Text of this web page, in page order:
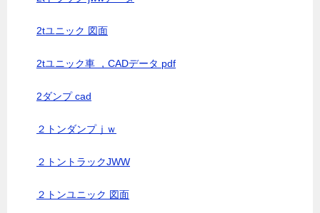
2tユニック 図面
2tユニック車 ，CADデータ pdf
2ダンプ cad
２トンダンプｊｗ
２トントラックJWW
２トンユニック 図面